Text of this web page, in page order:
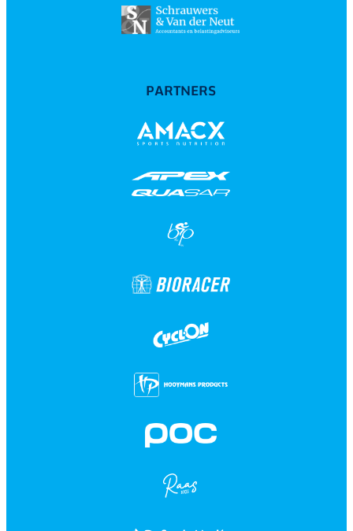
PARTNERS